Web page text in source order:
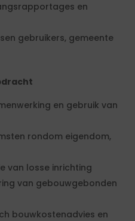
en
gebruikers, gemeente
en gebruik van
rondom eigendom,
van losse inrichting
van gebouwgebonden
bouwkostenadvies en